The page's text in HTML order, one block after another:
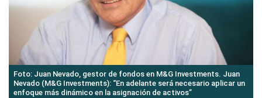
Foto: Juan Nevado, gestor de fondos en M&G Investments. Juan
Nevado (M&G Investments): “En adelante será necesario aplicar un
enfoque más dinámico en la asignación de activos”